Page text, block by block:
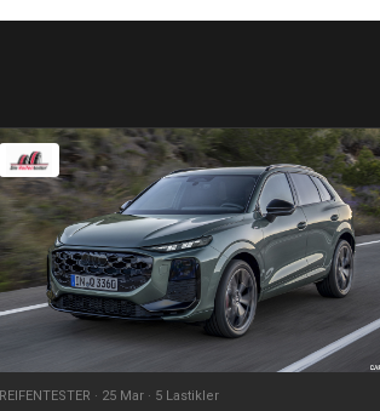
REIFENTESTER · 25 Mar · 5 Lastikler